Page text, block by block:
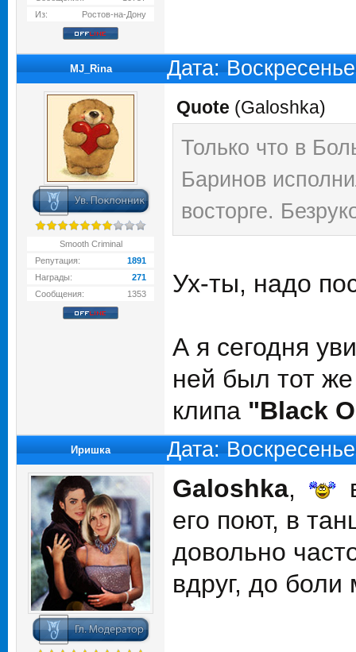
Из:
Ростов-на-Дону
MJ_Rina Дата:
Smooth Criminal
Репутация:
1891
Награды:
271
Сообщения:
1353
Quote (Galoshka)
Только что в
Баринов
восторге.
Ух-ты, надо
А я сегодня
ней был тот
клипа "Black
Иришка Дата:
Galoshka,
его поют, в
довольно
вдруг, до